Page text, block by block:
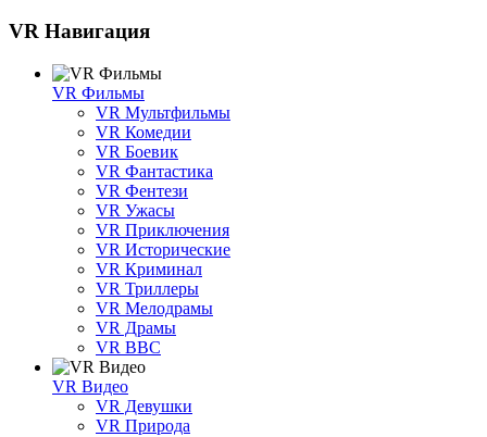
VR Навигация
VR Фильмы
VR Мультфильмы
VR Комедии
VR Боевик
VR Фантастика
VR Фентези
VR Ужасы
VR Приключения
VR Исторические
VR Криминал
VR Триллеры
VR Мелодрамы
VR Драмы
VR BBC
VR Видео
VR Девушки
VR Природа